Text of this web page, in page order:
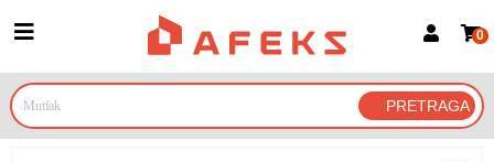
Prijava za članove
Prijavite se Google nalogom
0